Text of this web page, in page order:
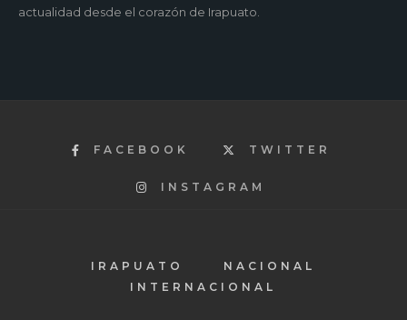
actualidad desde el corazón de Irapuato.
FACEBOOK TWITTER
INSTAGRAM
IRAPUATO
NACIONAL
INTERNACIONAL